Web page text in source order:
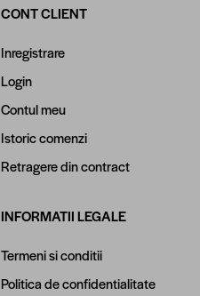
CONT CLIENT
Inregistrare
Login
Contul meu
Istoric comenzi
Retragere din contract
INFORMATII LEGALE
Termeni si conditii
Politica de confidentialitate